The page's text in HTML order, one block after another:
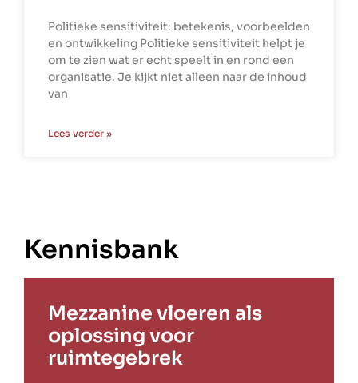
Politieke sensitiviteit: betekenis, voorbeelden
en ontwikkeling Politieke sensitiviteit helpt je
om te zien wat er echt speelt in en rond een
organisatie. Je kijkt niet alleen naar de inhoud
van
Lees verder »
Kennisbank
Mezzanine vloeren als
oplossing voor
ruimtegebrek